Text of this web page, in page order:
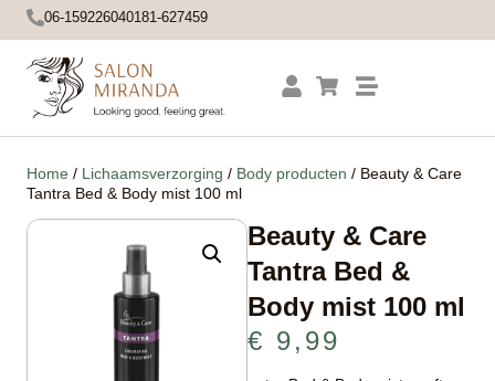
06-159226040181-627459
Home / Lichaamsverzorging / Body producten / Beauty & Care
Tantra Bed & Body mist 100 ml
Beauty & Care
Tantra Bed &
Body mist 100 ml
€ 9,99